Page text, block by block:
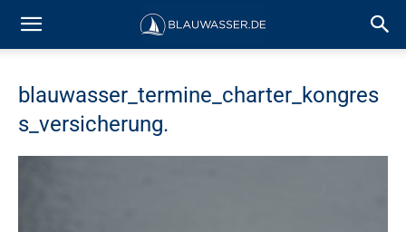
blauwasser_termine_charter_kongres
s_versicherung.